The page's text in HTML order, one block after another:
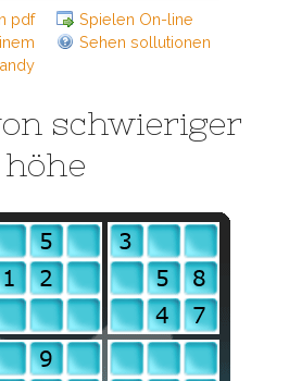
pdf
Spielen On-line
Sehen sollutionen
schwieriger
höhe